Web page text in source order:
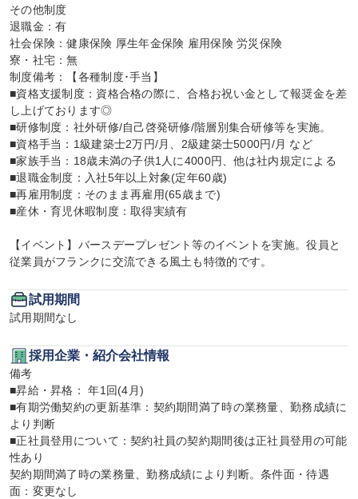
その他制度
退職金：有
社会保険：健康保険 厚生年金保険 雇用保険 労災保険
寮・社宅：無
制度備考：【各種制度･手当】
■資格支援制度：資格合格の際に、合格お祝い金として報奨金を差
し上げております◎
■研修制度：社外研修/自己啓発研修/階層別集合研修等を実施。
■資格手当：1級建築士2万円/月、2級建築士5000円/月 など
■家族手当：18歳未満の子供1人に4000円、他は社内規定による
■退職金制度：入社5年以上対象(定年60歳)
■再雇用制度：そのまま再雇用(65歳まで)
■産休・育児休暇制度：取得実績有
【イベント】バースデープレゼント等のイベントを実施。役員と
従業員がフランクに交流できる風土も特徴的です。
試用期間
試用期間なし
採用企業・紹介会社情報
備考
■昇給・昇格： 年1回(4月)
■有期労働契約の更新基準：契約期間満了時の業務量、勤務成績に
より判断
■正社員登用について：契約社員の契約期間後は正社員登用の可能
性あり
契約期間満了時の業務量、勤務成績により判断。条件面・待遇
面：変更なし